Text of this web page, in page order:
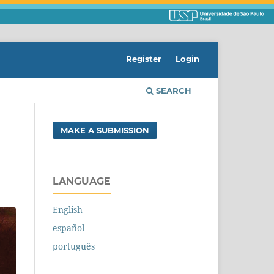
SEARCH
Register Login
MAKE A SUBMISSION
LANGUAGE
English
español
português